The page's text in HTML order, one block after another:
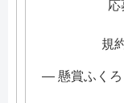
応
規
— 懸賞ふくろ